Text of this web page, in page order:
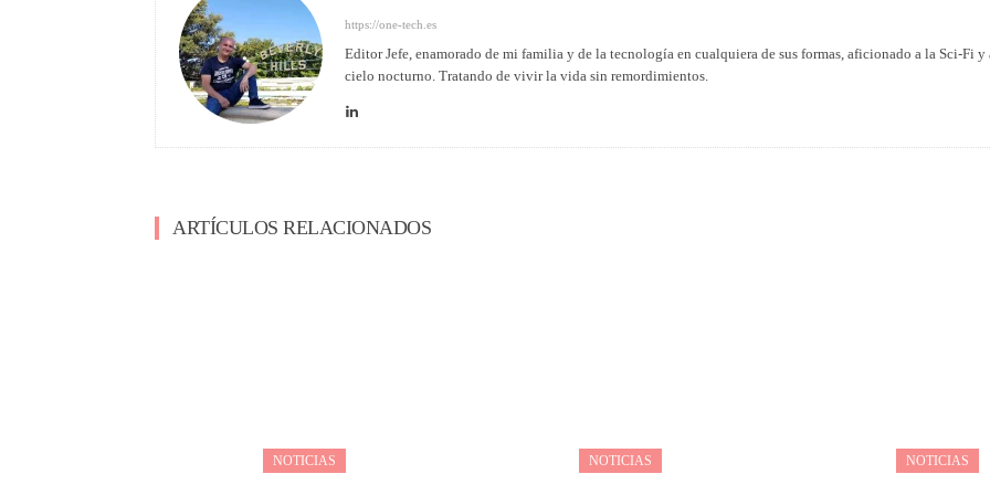
https://one-tech.es
Editor Jefe, enamorado de mi familia y de la tecnología en cualquiera de sus formas, aficionado a la Sci-Fi y
cielo nocturno. Tratando de vivir la vida sin remordimientos.
ARTÍCULOS RELACIONADOS
NOTICIAS NOTICIAS NOTICIAS